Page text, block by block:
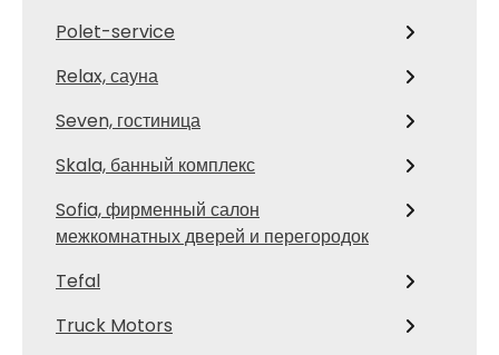
Polet-service
Relax, сауна
Seven, гостиница
Skala, банный комплекс
Sofia, фирменный салон
межкомнатных дверей и перегородок
Tefal
Truck Motors